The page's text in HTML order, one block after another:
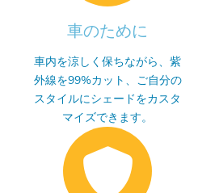
車のために
車内を涼しく保ちながら、紫
外線を99%カット、ご自分の
スタイルにシェードをカスタ
マイズできます。